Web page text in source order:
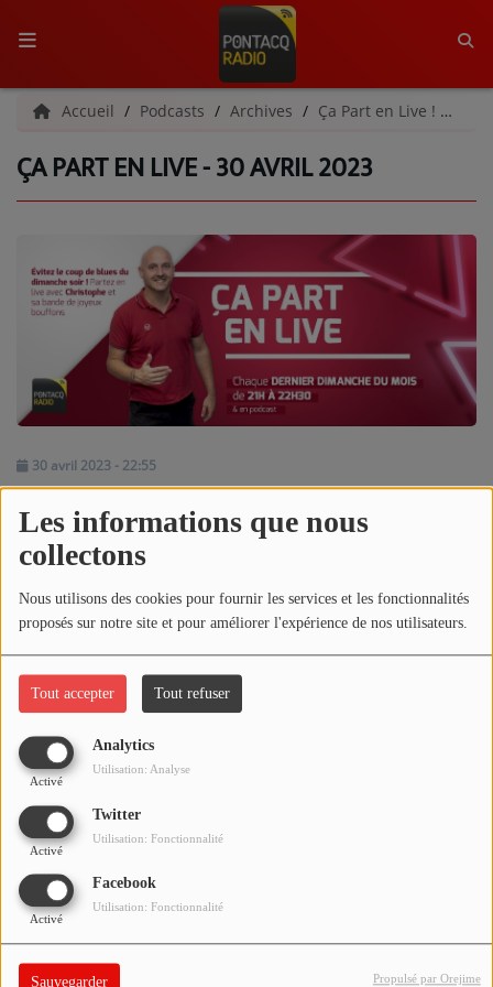
Les informations que nous
collectons
Nous utilisons des cookies pour fournir les services et les fonctionnalités
proposés sur notre site et pour améliorer l'expérience de nos utilisateurs.
Tout accepter Tout refuser
Analytics
Activé
Utilisation: Analyse
Twitter
Activé
Utilisation: Fonctionnalité
Facebook
Activé
Utilisation: Fonctionnalité
Sauvegarder Propulsé par Orejime
ACCUEIL
RADIO
L'ÉQUIPE
GRILLE DES PROGRAMMES
C'ÉTAIT QUOI CE TITRE ?
MÉDIAS
PODCASTS - SAISON 2026/2027
NOS PROGRAMMES COURTS
ARCHIVES - SAISONS PASSÉES
VOS ÉMISSIONS EN IMAGES
PHOTOS
ANNONCEURS & ESPACE PRO
VOTRE PUBLICITÉ SUR PONTACQ RADIO
LOCATION DE STUDIOS
ÉDUCATION AUX MÉDIAS ET À
L'INFORMATION
EN QUOI ÇA CONSISTE ?
ÉCOUTEZ LES PRODUCTIONS
Accueil Podcasts Archives Ça Part en Live ! | Archives
ÇA PART EN LIVE - 30 AVRIL 2023
30 avril 2023 - 22:55
Écouter le podcast
Télécharger le podcast
Réécoutez l'émissionÇA PART EN LIVEdu dimanche 30 avril
2023 !